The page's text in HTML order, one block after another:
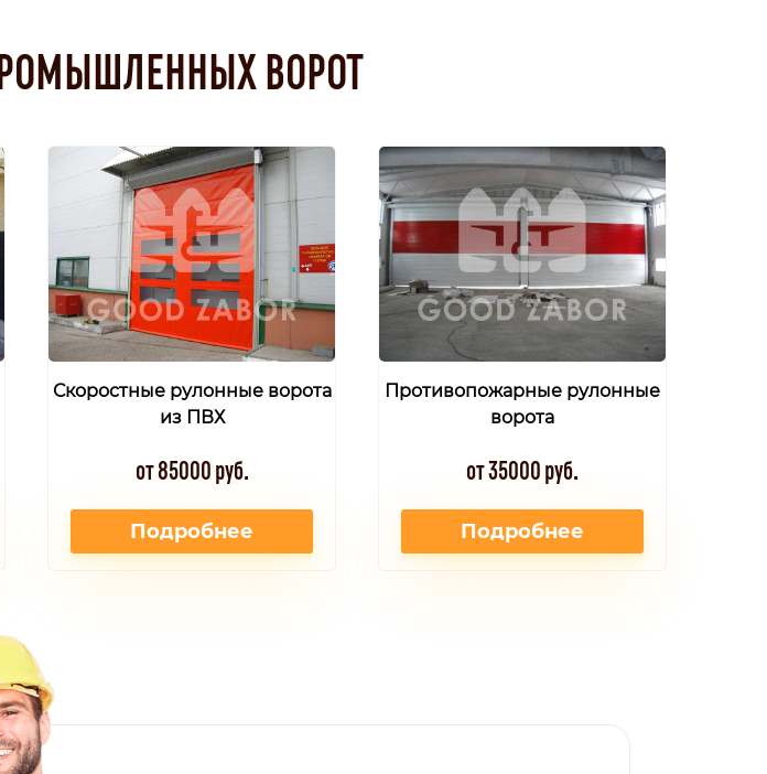
ВОРОТ
Скоростные рулонные ворота
из ПВХ
от 85000 руб.
Подробнее
Противопожарные рулонные
ворота
от 35000 руб.
Подробнее